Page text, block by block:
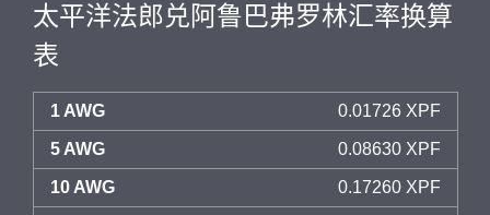
太平洋法郎兑阿鲁巴弗罗林汇率换算
表
1 AWG 0.01726 XPF
5 AWG 0.08630 XPF
10 AWG 0.17260 XPF